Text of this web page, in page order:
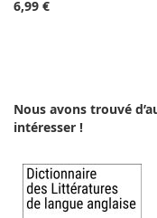
6,99 €
panier
Nous avons trouvé
intéresser !